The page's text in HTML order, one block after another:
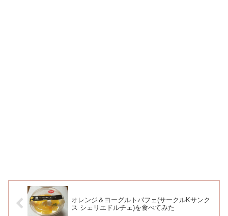
オレンジ＆ヨーグルトパフェ(サークルKサンク
ス シェリエドルチェ)を食べてみた